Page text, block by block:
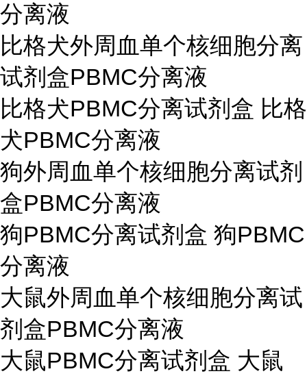
分离液
比格犬外周血单个核细胞分离
试剂盒PBMC分离液
比格犬PBMC分离试剂盒 比格
犬PBMC分离液
狗外周血单个核细胞分离试剂
盒PBMC分离液
狗PBMC分离试剂盒 狗PBMC
分离液
大鼠外周血单个核细胞分离试
剂盒PBMC分离液
大鼠PBMC分离试剂盒 大鼠